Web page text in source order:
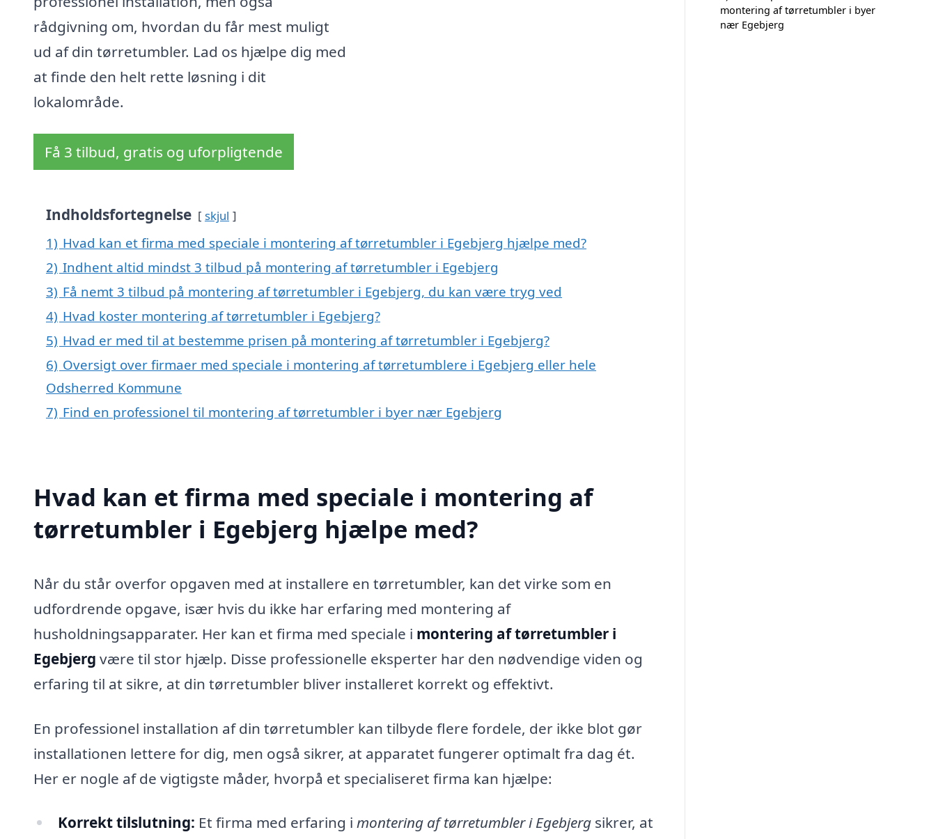
rådgivning om, hvordan du får mest muligt
ud af din tørretumbler. Lad os hjælpe dig med
at finde den helt rette løsning i dit
lokalområde.
Få 3 tilbud, gratis og uforpligtende
Indholdsfortegnelse skjul
1) Hvad kan et firma med speciale i montering af tørretumbler i Egebjerg hjælpe med?
2) Indhent altid mindst 3 tilbud på montering af tørretumbler i Egebjerg
3) Få nemt 3 tilbud på montering af tørretumbler i Egebjerg, du kan være tryg ved
4) Hvad koster montering af tørretumbler i Egebjerg?
5) Hvad er med til at bestemme prisen på montering af tørretumbler i Egebjerg?
6) Oversigt over firmaer med speciale i montering af tørretumblere i Egebjerg eller hele
Odsherred Kommune
7) Find en professionel til montering af tørretumbler i byer nær Egebjerg
Hvad kan et firma med speciale i montering af
tørretumbler i Egebjerg hjælpe med?
Når du står overfor opgaven med at installere en tørretumbler, kan det virke som en
udfordrende opgave, især hvis du ikke har erfaring med montering af
husholdningsapparater. Her kan et firma med speciale i montering af tørretumbler i
Egebjerg være til stor hjælp. Disse professionelle eksperter har den nødvendige viden og
erfaring til at sikre, at din tørretumbler bliver installeret korrekt og effektivt.
En professionel installation af din tørretumbler kan tilbyde flere fordele, der ikke blot gør
installationen lettere for dig, men også sikrer, at apparatet fungerer optimalt fra dag ét.
Her er nogle af de vigtigste måder, hvorpå et specialiseret firma kan hjælpe:
Korrekt tilslutning: Et firma med erfaring i montering af tørretumbler i Egebjergsikrer, at
montering af tørretumbler i byer
nær Egebjerg